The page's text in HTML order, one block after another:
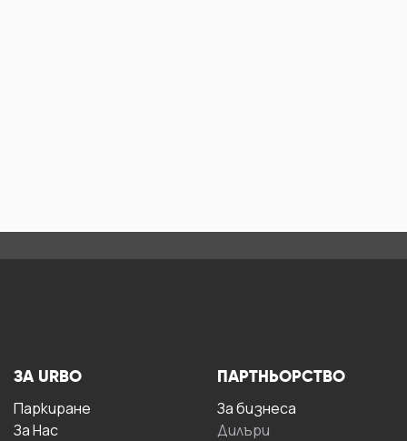
ЗА URBO
Паркиране
За Hас
ПАРТНЬОРСТВО
За бизнесa
Дилъри